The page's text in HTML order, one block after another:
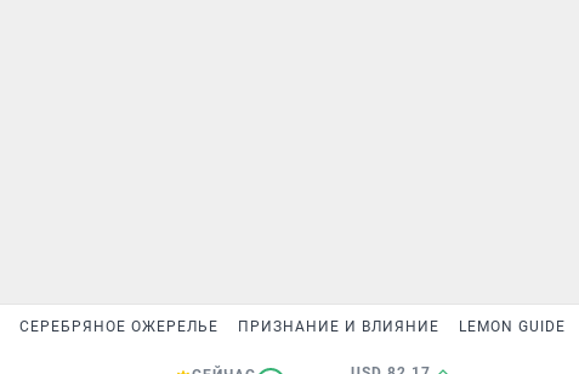
СЕРЕБРЯНОЕ ОЖЕРЕЛЬЕ ПРИЗНАНИЕ И ВЛИЯНИЕ LEMON GUIDE